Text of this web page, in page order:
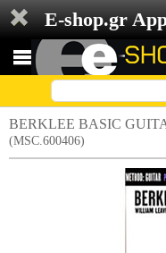
E-shop.gr
BERKLEE BASIC
(MSC.600406)